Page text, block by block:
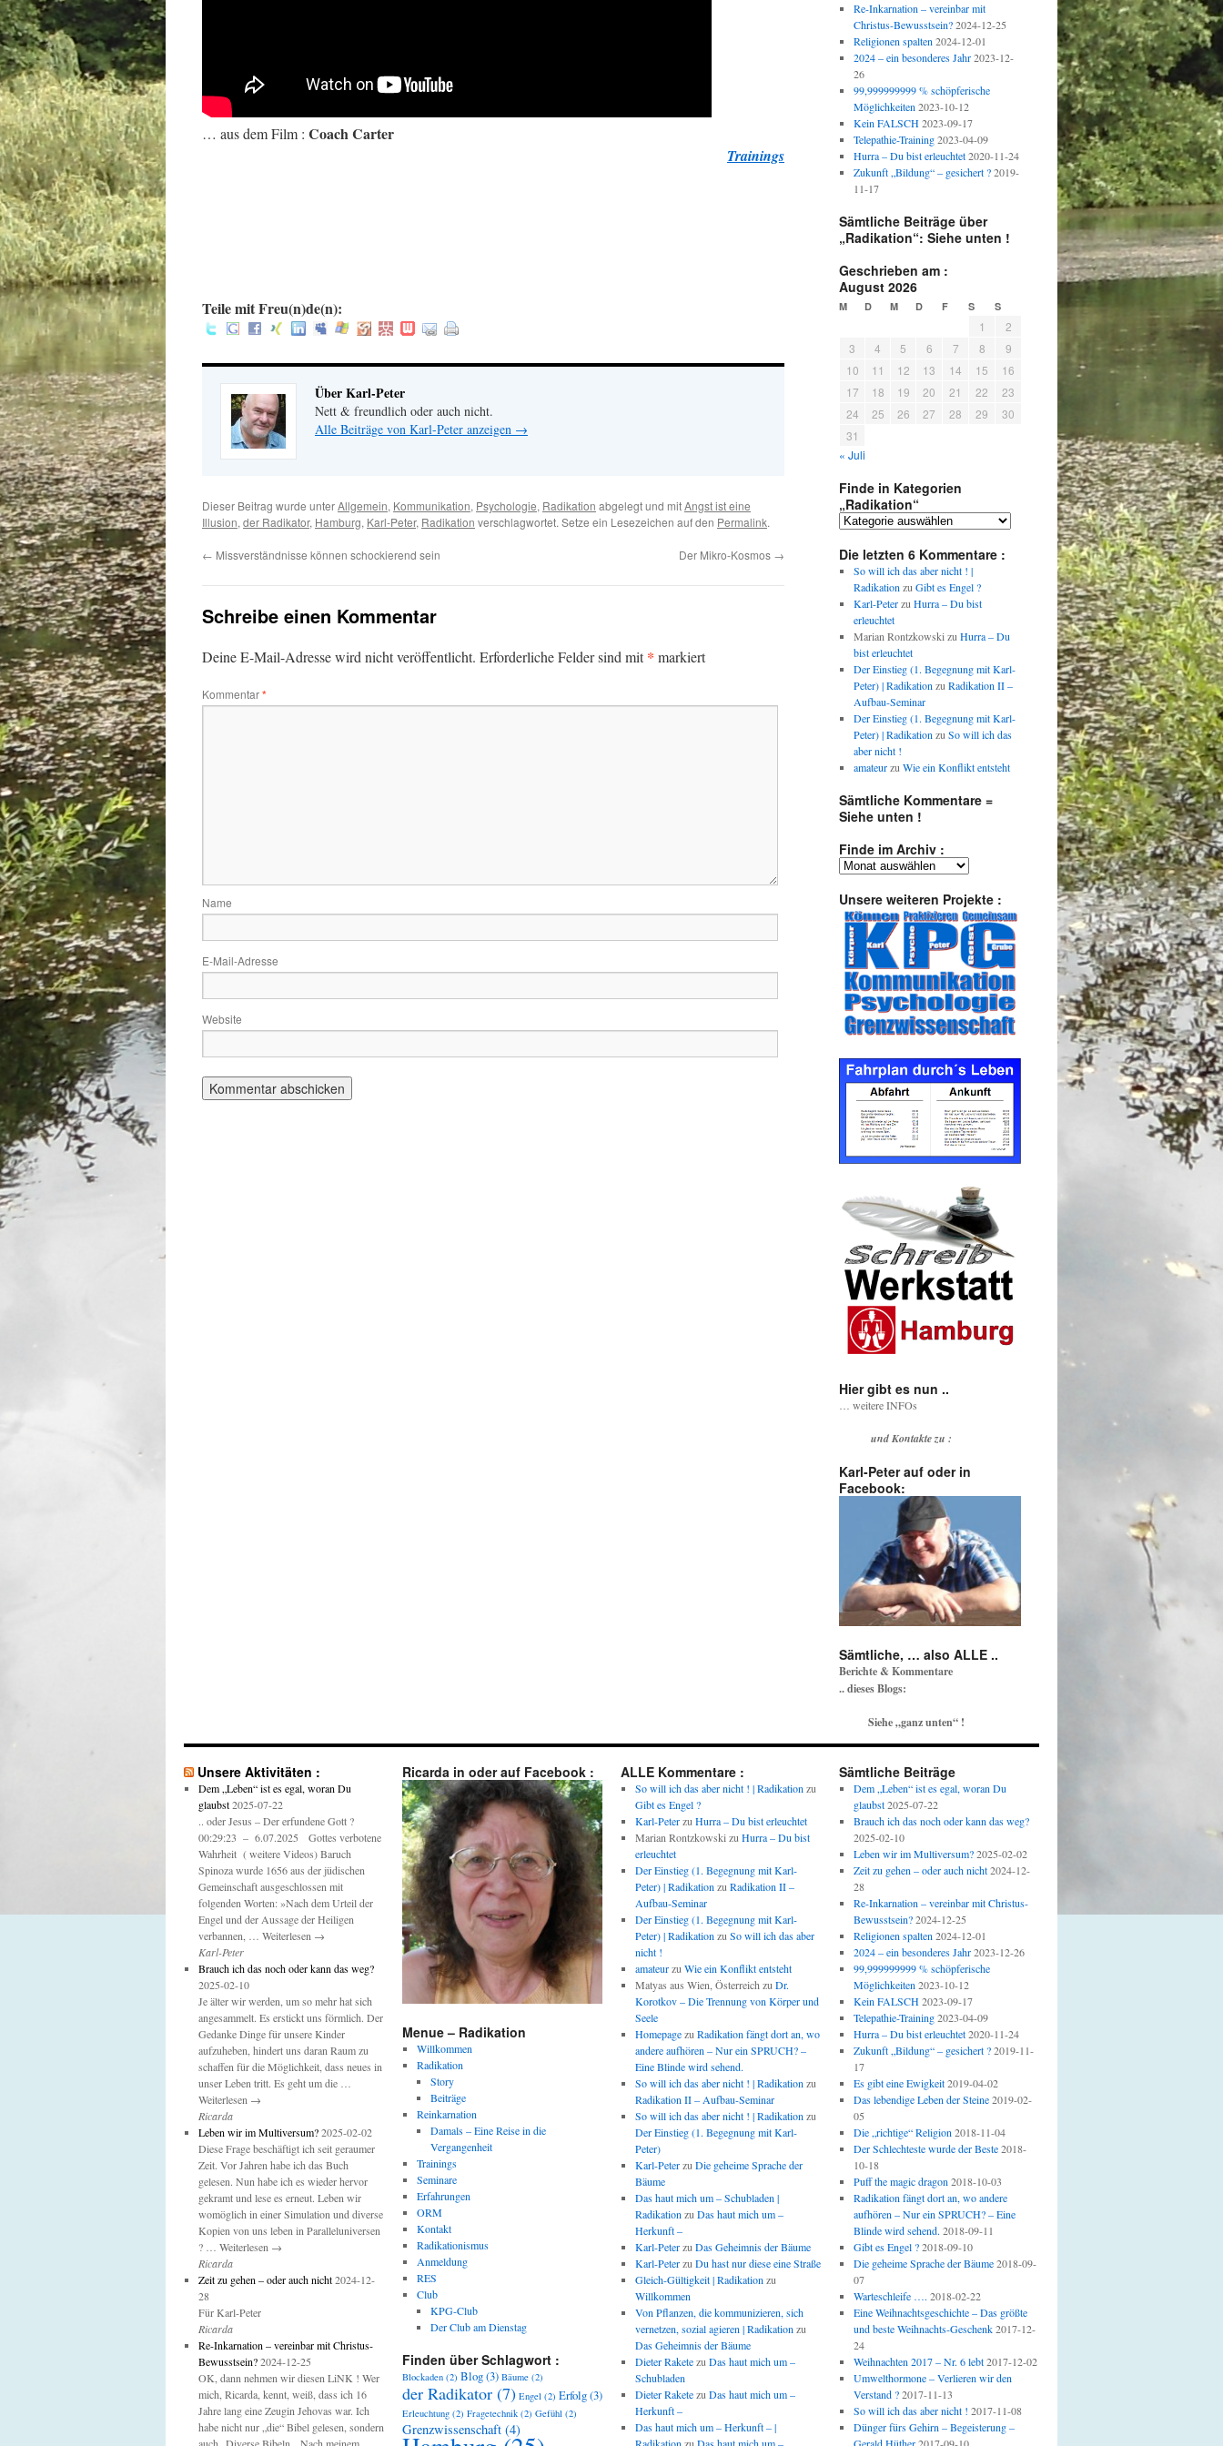
… aus dem Film : Coach Carter
Trainings
Teile mit Freu(n)de(n):
Über Karl-Peter
Nett & freundlich oder auch nicht.
Alle Beiträge von Karl-Peter anzeigen →
Dieser Beitrag wurde unterAllgemein, Kommunikation, Psychologie, Radikation abgelegt und mitAngst ist eine
Illusion, der Radikator, Hamburg, Karl-Peter, Radikation verschlagwortet. Setze ein Lesezeichen auf den Permalink.
← Missverständnisse können schockierend sein Der Mikro-Kosmos →
Schreibe einen Kommentar
Deine E-Mail-Adresse wird nicht veröffentlicht. Erforderliche Felder sind mit* markiert
Kommentar*
Name
E-Mail-Adresse
Website
Re-Inkarnation – vereinbar mit
Christus-Bewusstsein? 2024-12-25
Religionen spalten 2024-12-01
2024 – ein besonderes Jahr 2023-12-
26
99,999999999 % schöpferische
Möglichkeiten 2023-10-12
Kein FALSCH 2023-09-17
Telepathie-Training 2023-04-09
Hurra – Du bist erleuchtet 2020-11-24
Zukunft „Bildung“ – gesichert ? 2019-
11-17
Sämtliche Beiträge über
„Radikation“: Siehe unten !
Geschrieben am :
August 2026
M D M D F S S
1
2
3
4 5 6 7 8
9
10
11 12 13 14 15
16
17
18 19 20 21 22
23
24
25 26 27 28 29
30
31
« Juli
Finde in Kategorien
„Radikation“
Finde
Kategorien
„Radikation“
Die letzten 6 Kommentare :
So will ich das aber nicht ! |
Radikation zu Gibt es Engel ?
Karl-Peterzu Hurra – Du bist
erleuchtet
Marian Rontzkowski zu Hurra – Du
bist erleuchtet
Der Einstieg (1. Begegnung mit Karl-
Peter) | Radikation zu Radikation II –
Aufbau-Seminar
Der Einstieg (1. Begegnung mit Karl-
Peter) | Radikation zu So will ich das
aber nicht !
amateurzu Wie ein Konflikt entsteht
Sämtliche Kommentare =
Siehe unten !
Finde im Archiv :
Finde
Archiv
Unsere weiteren Projekte :
Hier gibt es nun ..
… weitere INFOs
undKontakte zu :
Karl-Peter auf oder in
Facebook:
Sämtliche, … also ALLE ..
Berichte & Kommentare
.. dieses Blogs:
Siehe „ganz unten“ !
Unsere Aktivitäten :
Dem „Leben“ ist es egal, woran Du
glaubst 2025-07-22
.. oder Jesus – Der erfundene Gott ?
00:29:23 – 6.07.2025 Gottes verbotene
Wahrheit ( weitere Videos) Baruch
Spinoza wurde 1656 aus der jüdischen
Gemeinschaft ausgeschlossen mit
folgenden Worten: »Nach dem Urteil der
Engel und der Aussage der Heiligen
verbannen, … Weiterlesen →
Karl-Peter
Brauch ich das noch oder kann das weg?
2025-02-10
Je älter wir werden, um so mehr hat sich
angesammelt. Es erstickt uns förmlich. Der
Gedanke Dinge für unsere Kinder
aufzuheben, hindert uns daran Raum zu
schaffen für die Möglichkeit, dass neues in
unser Leben tritt. Es geht um die …
Weiterlesen →
Ricarda
Leben wir im Multiversum? 2025-02-02
Diese Frage beschäftigt ich seit geraumer
Zeit. Vor Jahren habe ich das Buch
gelesen. Nun habe ich es wieder hervor
gekramt und lese es erneut. Leben wir
womöglich in einer Simulation und diverse
Kopien von uns leben in Paralleluniversen
? … Weiterlesen →
Ricarda
Zeit zu gehen – oder auch nicht 2024-12-
28
Für Karl-Peter
Ricarda
Re-Inkarnation – vereinbar mit Christus-
Bewusstsein? 2024-12-25
OK, dann nehmen wir diesen LiNK ! Wer
mich, Ricarda, kennt, weiß, dass ich 16
Jahre lang eine Zeugin Jehovas war. Ich
habe nicht nur „die“ Bibel gelesen, sondern
auch „Diverse Bibeln„. Nach meinem
Ricarda in oder auf Facebook :
Menue – Radikation
Willkommen
Radikation
Story
Beiträge
Reinkarnation
Damals – Eine Reise in die
Vergangenheit
Trainings
Seminare
Erfahrungen
ORM
Kontakt
Radikationismus
Anmeldung
RES
Club
KPG-Club
Der Club am Dienstag
Finden über Schlagwort :
Blockaden (2) Blog(3) Bäume (2)
der Radikator (7) Engel (2) Erfolg(3)
Erleuchtung (2) Fragetechnik (2) Gefühl (2)
Grenzwissenschaft (4)
ALLE Kommentare :
So will ich das aber nicht ! | Radikation zu
Gibt es Engel ?
Karl-Peterzu Hurra – Du bist erleuchtet
Marian Rontzkowski zu Hurra – Du bist
erleuchtet
Der Einstieg (1. Begegnung mit Karl-
Peter) | Radikation zu Radikation II –
Aufbau-Seminar
Der Einstieg (1. Begegnung mit Karl-
Peter) | Radikation zu So will ich das aber
nicht !
amateurzu Wie ein Konflikt entsteht
Matyas aus Wien, Österreich zu Dr.
Korotkov – Die Trennung von Körper und
Seele
Homepagezu Radikation fängt dort an, wo
andere aufhören – Nur ein SPRUCH? –
Eine Blinde wird sehend.
So will ich das aber nicht ! | Radikation zu
Radikation II – Aufbau-Seminar
So will ich das aber nicht ! | Radikation zu
Der Einstieg (1. Begegnung mit Karl-
Peter)
Karl-Peterzu Die geheime Sprache der
Bäume
Das haut mich um – Schubladen |
Radikation zu Das haut mich um –
Herkunft –
Karl-Peterzu Das Geheimnis der Bäume
Karl-Peterzu Du hast nur diese eine Straße
Gleich-Gültigkeit | Radikation zu
Willkommen
Von Pflanzen, die kommunizieren, sich
vernetzen, sozial agieren | Radikation zu
Das Geheimnis der Bäume
Dieter Raketezu Das haut mich um –
Schubladen
Dieter Raketezu Das haut mich um –
Herkunft –
Das haut mich um – Herkunft – |
Radikation zu Das haut mich um –
Sämtliche Beiträge
Dem „Leben“ ist es egal, woran Du
glaubst 2025-07-22
Brauch ich das noch oder kann das weg?
2025-02-10
Leben wir im Multiversum? 2025-02-02
Zeit zu gehen – oder auch nicht 2024-12-
28
Re-Inkarnation – vereinbar mit Christus-
Bewusstsein? 2024-12-25
Religionen spalten 2024-12-01
2024 – ein besonderes Jahr 2023-12-26
99,999999999 % schöpferische
Möglichkeiten 2023-10-12
Kein FALSCH 2023-09-17
Telepathie-Training 2023-04-09
Hurra – Du bist erleuchtet 2020-11-24
Zukunft „Bildung“ – gesichert ? 2019-11-
17
Es gibt eine Ewigkeit 2019-04-02
Das lebendige Leben der Steine 2019-02-
05
Die „richtige“ Religion 2018-11-04
Der Schlechteste wurde der Beste 2018-
10-18
Puff the magic dragon 2018-10-03
Radikation fängt dort an, wo andere
aufhören – Nur ein SPRUCH? – Eine
Blinde wird sehend. 2018-09-11
Gibt es Engel ? 2018-09-10
Die geheime Sprache der Bäume 2018-09-
07
Warteschleife …. 2018-02-22
Eine Weihnachtsgeschichte – Das größte
und beste Weihnachts-Geschenk 2017-12-
24
Weihnachten 2017 – Nr. 6 lebt 2017-12-02
Umwelthormone – Verlieren wir den
Verstand ? 2017-11-13
So will ich das aber nicht ! 2017-11-08
Dünger fürs Gehirn – Begeisterung –
Gerald Hüther 2017-09-10